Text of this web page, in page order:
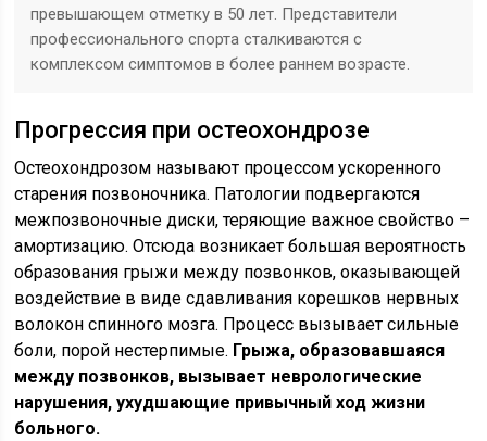
превышающем отметку в 50 лет. Представители
профессионального спорта сталкиваются с
комплексом симптомов в более раннем возрасте.
Прогрессия при остеохондрозе
Остеохондрозом называют процессом ускоренного
старения позвоночника. Патологии подвергаются
межпозвоночные диски, теряющие важное свойство –
амортизацию. Отсюда возникает большая вероятность
образования грыжи между позвонков, оказывающей
воздействие в виде сдавливания корешков нервных
волокон спинного мозга. Процесс вызывает сильные
боли, порой нестерпимые. Грыжа, образовавшаяся
между позвонков, вызывает неврологические
нарушения, ухудшающие привычный ход жизни
больного.